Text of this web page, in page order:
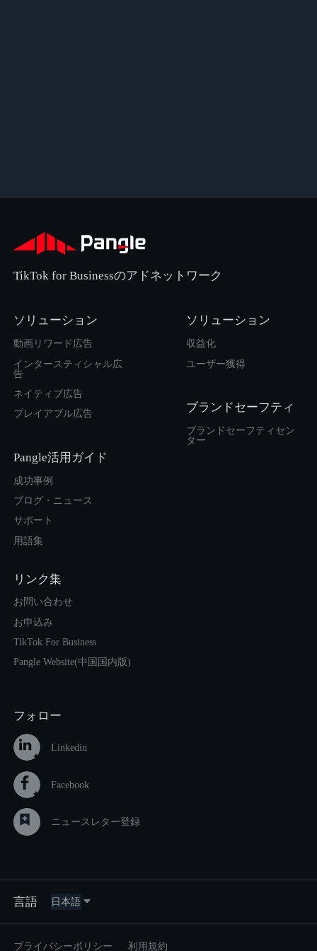
TikTok for Businessのアドネットワーク
ソリューション
動画リワード広告
インタースティシャル広
告
ネイティブ広告
プレイアブル広告
Pangle活用ガイド
成功事例
ブログ・ニュース
サポート
用語集
リンク集
お問い合わせ
お申込み
TikTok For Business
Pangle Website(中国国内版)
ソリューション
収益化
ユーザー獲得
ブランドセーフティ
ブランドセーフティセン
ター
フォロー
Linkedin
Facebook
ニュースレター登録
言語
プライバシーポリシー 利用規約